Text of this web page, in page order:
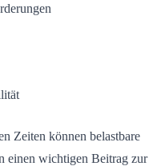
Zeiten können belastbare
einen wichtigen Beitrag zur